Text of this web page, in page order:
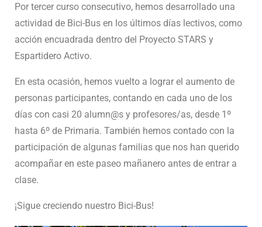
Por tercer curso consecutivo, hemos desarrollado una
actividad de Bici-Bus en los últimos días lectivos, como
acción encuadrada dentro del Proyecto STARS y
Espartidero Activo.
En esta ocasión, hemos vuelto a lograr el aumento de
personas participantes, contando en cada uno de los
días con casi 20 alumn@s y profesores/as, desde 1º
hasta 6º de Primaria. También hemos contado con la
participación de algunas familias que nos han querido
acompañar en este paseo mañanero antes de entrar a
clase.
¡Sigue creciendo nuestro Bici-Bus!